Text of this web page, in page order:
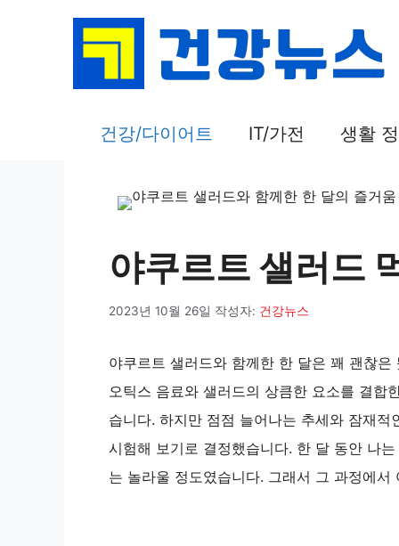
건강/다이어트 IT/가전 생활
야쿠르트 샐러드
2023년 10월 26일 작성자: 건강뉴스
야쿠르트 샐러드와 함께한 한 달은 꽤 괜찮
오틱스 음료와 샐러드의 상큼한 요소를 결합
습니다. 하지만 점점 늘어나는 추세와 잠재적
시험해 보기로 결정했습니다. 한 달 동안 나
는 놀라울 정도였습니다. 그래서 그 과정에